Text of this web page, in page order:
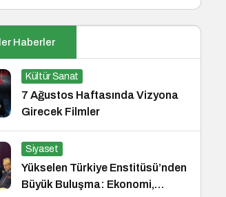
Haberler
Kültür Sanat
7 Ağustos Haftasında Vizyona
Girecek Filmler
Siyaset
Yükselen Türkiye Enstitüsü’nden
Büyük Buluşma: Ekonomi,